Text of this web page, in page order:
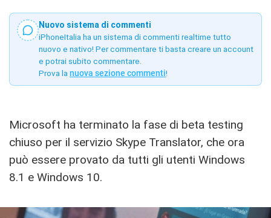
Nuovo sistema di commenti
iPhoneItalia ha un sistema di commenti realtime tutto
nuovo e nativo! Per commentare ti basta creare un account
e potrai subito commentare.
Prova la nuova sezione commenti!
Microsoft ha terminato la fase di beta testing
chiuso per il servizio Skype Translator, che ora
può essere provato da tutti gli utenti Windows
8.1 e Windows 10.